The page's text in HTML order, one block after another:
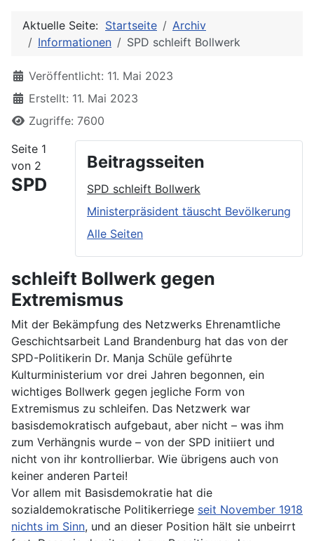
Aktuelle Seite: Startseite
Archiv
Informationen
SPD schleift Bollwerk
Details
Veröffentlicht: 11. Mai 2023
Erstellt: 11. Mai 2023
Zugriffe: 7600
Beitragsseiten
SPD schleift Bollwerk
Ministerpräsident täuscht Bevölkerung
Alle Seiten
Seite 1
von 2
SPD
schleift Bollwerk gegen
Extremismus
Mit der Bekämpfung des Netzwerks Ehrenamtliche
Geschichtsarbeit Land Brandenburg hat das von der
SPD-Politikerin Dr. Manja Schüle geführte
Kulturministerium vor drei Jahren begonnen, ein
wichtiges Bollwerk gegen jegliche Form von
Extremismus zu schleifen. Das Netzwerk war
basisdemokratisch aufgebaut, aber nicht – was ihm
zum Verhängnis wurde – von der SPD initiiert und
nicht von ihr kontrollierbar. Wie übrigens auch von
keiner anderen Partei!
Vor allem mit Basisdemokratie hat die
sozialdemokratische Politikerriege seit November 1918
nichts im Sinn, und an dieser Position hält sie unbeirrt